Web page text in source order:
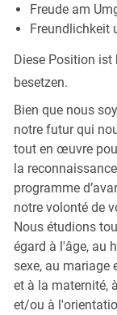
Freude am
Freundlichkeit
Diese Position ist
besetzen.
Bien que nous
notre futur qui
tout en œuvre
la
programme
notre volonté de
Nous étudions
égard à l'âge, au
sexe, au mariage
et à la maternité,
et/ou à